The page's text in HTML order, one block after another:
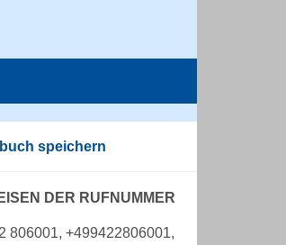
speichern
DER RUFNUMMER
806001, +499422806001,